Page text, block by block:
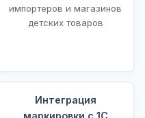
импортеров и магазинов
детских товаров
Интеграция
маркировки с 1С